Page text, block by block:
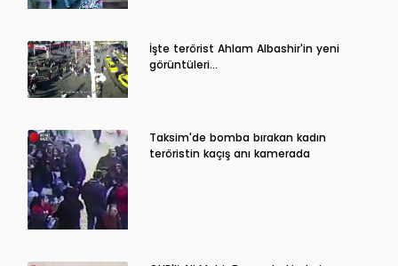
İşte terörist Ahlam Albashir'in yeni
görüntüleri…
Taksim'de bomba bırakan kadın
teröristin kaçış anı kamerada